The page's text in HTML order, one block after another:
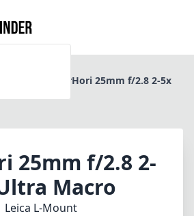
AstrHori 25mm f/2.8 2-5x
25mm f/2.8 2-
Macro
Leica L-Mount